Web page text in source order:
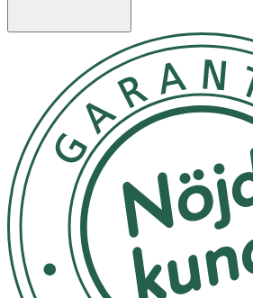
Innehåll:
Ytskikt Insidan:
Material: Non-Woven
Funktion: Torrhet/Mjukhet mot
Ytskikt Utsidan:
Material: Textilliknande baksida:
laminat
Funktion: Hindra genomvätning,
diskretion
Absorptionskärna:
Material: Cellulosamassa; CP+SAP
Funktion: Absorbera och